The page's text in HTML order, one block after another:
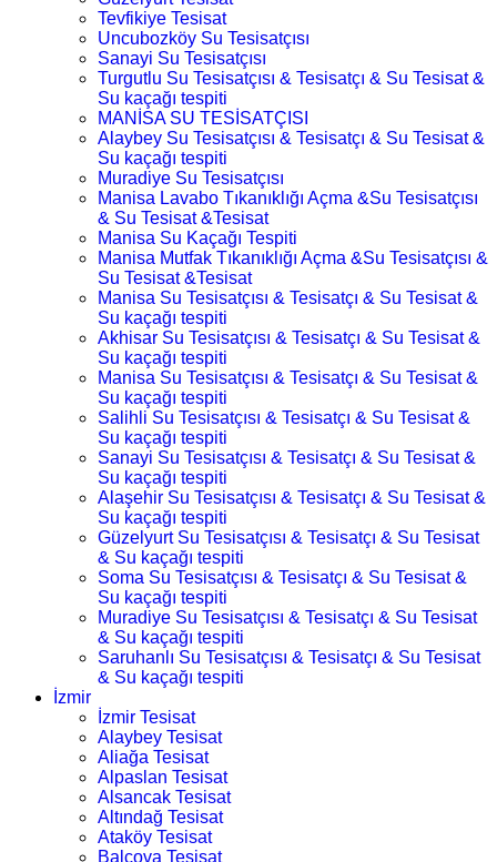
Tevfikiye Tesisat
Uncubozköy Su Tesisatçısı
Sanayi Su Tesisatçısı
Turgutlu Su Tesisatçısı & Tesisatçı & Su Tesisat &
Su kaçağı tespiti
MANİSA SU TESİSATÇISI
Alaybey Su Tesisatçısı & Tesisatçı & Su Tesisat &
Su kaçağı tespiti
Muradiye Su Tesisatçısı
Manisa Lavabo Tıkanıklığı Açma &Su Tesisatçısı
& Su Tesisat &Tesisat
Manisa Su Kaçağı Tespiti
Manisa Mutfak Tıkanıklığı Açma &Su Tesisatçısı &
Su Tesisat &Tesisat
Manisa Su Tesisatçısı & Tesisatçı & Su Tesisat &
Su kaçağı tespiti
Akhisar Su Tesisatçısı & Tesisatçı & Su Tesisat &
Su kaçağı tespiti
Manisa Su Tesisatçısı & Tesisatçı & Su Tesisat &
Su kaçağı tespiti
Salihli Su Tesisatçısı & Tesisatçı & Su Tesisat &
Su kaçağı tespiti
Sanayi Su Tesisatçısı & Tesisatçı & Su Tesisat &
Su kaçağı tespiti
Alaşehir Su Tesisatçısı & Tesisatçı & Su Tesisat &
Su kaçağı tespiti
Güzelyurt Su Tesisatçısı & Tesisatçı & Su Tesisat
& Su kaçağı tespiti
Soma Su Tesisatçısı & Tesisatçı & Su Tesisat &
Su kaçağı tespiti
Muradiye Su Tesisatçısı & Tesisatçı & Su Tesisat
& Su kaçağı tespiti
Saruhanlı Su Tesisatçısı & Tesisatçı & Su Tesisat
& Su kaçağı tespiti
İzmir
İzmir Tesisat
Alaybey Tesisat
Aliağa Tesisat
Alpaslan Tesisat
Alsancak Tesisat
Altındağ Tesisat
Ataköy Tesisat
Balçova Tesisat